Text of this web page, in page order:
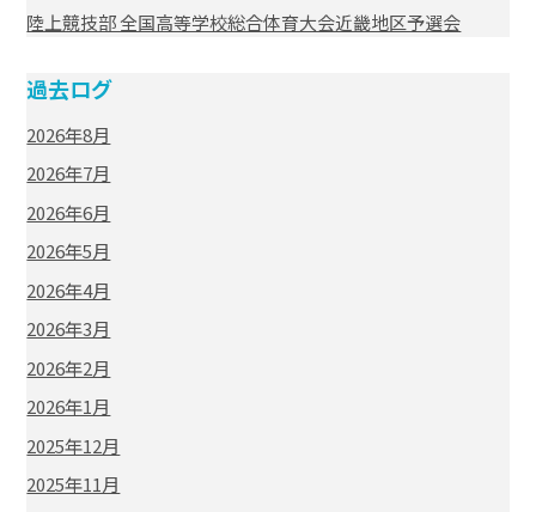
陸上競技部 全国高等学校総合体育大会近畿地区予選会
過去ログ
2026年8月
2026年7月
2026年6月
2026年5月
2026年4月
2026年3月
2026年2月
2026年1月
2025年12月
2025年11月